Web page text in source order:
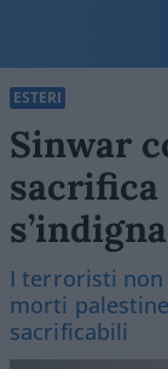
ESTERI
Sinwar
sacrifica
s’indigna
I terroristi non
morti
sacrificabili